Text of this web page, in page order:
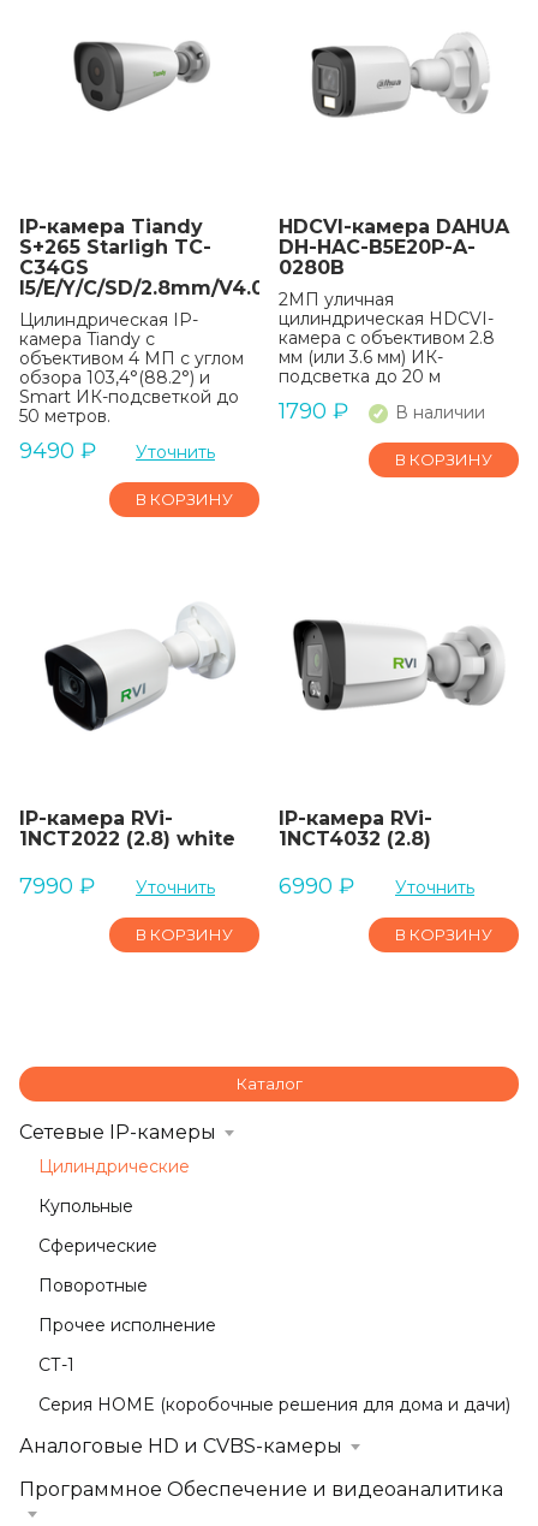
IP-камера Tiandy
S+265 Starligh TC-
C34GS
I5/E/Y/C/SD/2.8mm/V4.0
Цилиндрическая IP-
камера Tiandy с
объективом 4 МП с углом
обзора 103,4°(88.2°) и
Smart ИК-подсветкой до
50 метров.
9490 ₽ Уточнить
В КОРЗИНУ
HDCVI-камера DAHUA
DH-HAC-B5E20P-A-
0280B
2МП уличная
цилиндрическая HDCVI-
камера с объективом 2.8
мм (или 3.6 мм) ИК-
подсветка до 20 м
1790 ₽ В наличии
В КОРЗИНУ
IP-камера RVi-
1NCT2022 (2.8) white
7990 ₽ Уточнить
В КОРЗИНУ
IP-камера RVi-
1NCT4032 (2.8)
6990 ₽ Уточнить
В КОРЗИНУ
Каталог
Сетевые IP-камеры
Цилиндрические
Купольные
Сферические
Поворотные
Прочее исполнение
СТ-1
Серия HOME (коробочные решения для дома и дачи)
Аналоговые HD и CVBS-камеры
Программное Обеспечение и видеоаналитика